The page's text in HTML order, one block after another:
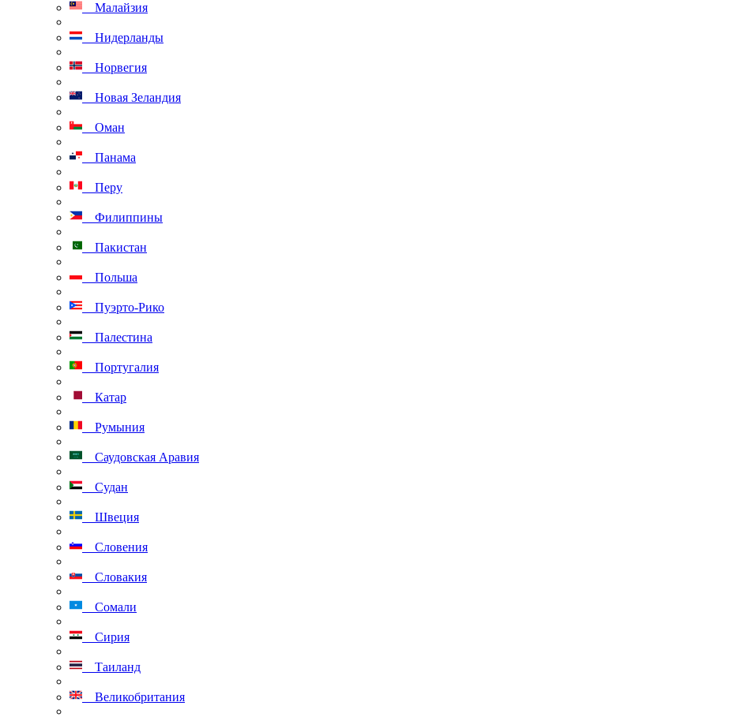
Малайзия
Нидерланды
Норвегия
Новая Зеландия
Оман
Панама
Перу
Филиппины
Пакистан
Польша
Пуэрто-Рико
Палестина
Португалия
Катар
Румыния
Саудовская Аравия
Судан
Швеция
Словения
Словакия
Сомали
Сирия
Таиланд
Великобритания